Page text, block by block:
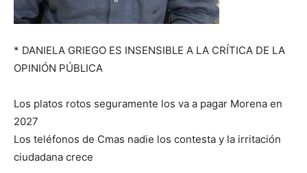
* DANIELA GRIEGO ES INSENSIBLE A LA CRÍTICA DE LA
OPINIÓN PÚBLICA
Los platos rotos seguramente los va a pagar Morena en
2027
Los teléfonos de Cmas nadie los contesta y la irritación
ciudadana crece